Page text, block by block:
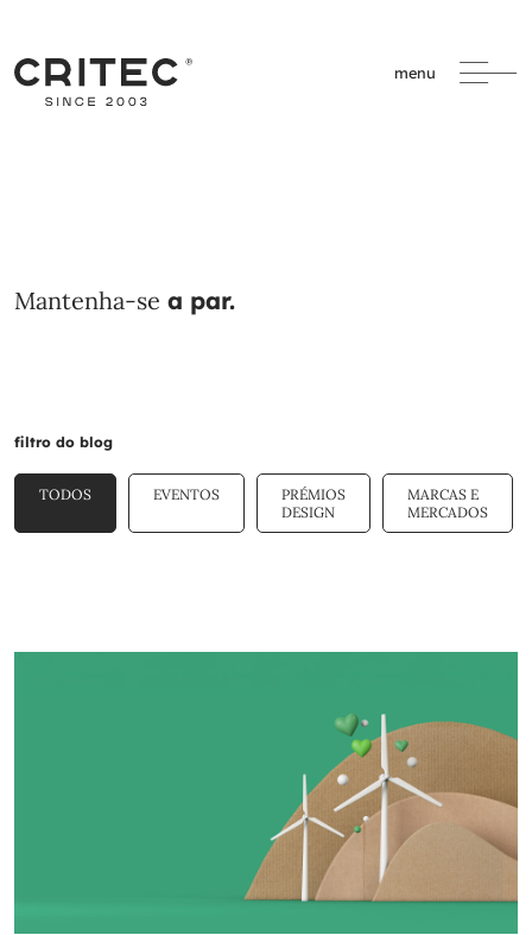
menu
Mantenha-se a par.
filtro do blog
TODOS EVENTOS
PRÉMIOS
DESIGN
MARCAS E
MERCADOS